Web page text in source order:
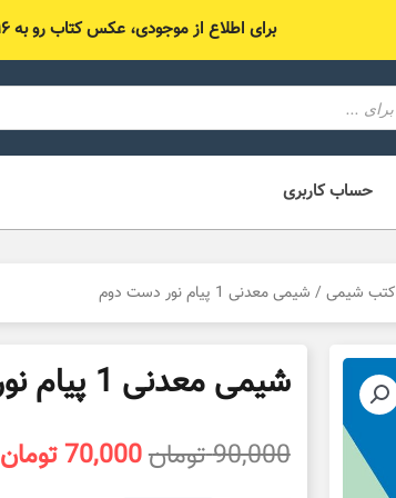
برای اطلاع از موجودی، عکس کتاب رو به ۰۹۱۹۹۸۱۴۷۹۶ (بله یا ایتا) بفرست
حساب کاربری
کتب شیمی / شیمی معدنی 1 پیام نور دست دوم
شیمی معدنی 1 پیام نور دست دوم
90,000تومانقیمت
70,000تومان